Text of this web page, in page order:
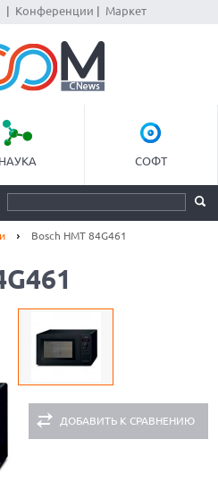
Конференции Маркет
НАУКА СОФТ
Bosch HMT 84G461
ДОБАВИТЬ К СРАВНЕНИЮ